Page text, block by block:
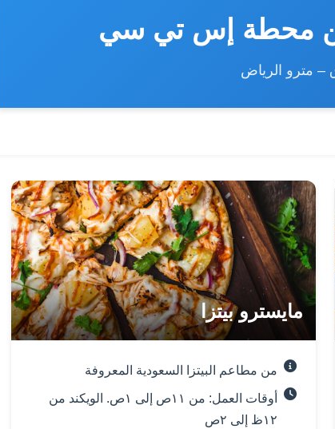
من محطة إس تي سي
– مترو الرياض
مايسترو بيتزا
من مطاعم البيتزا السعودية المعروفة
أوقات العمل: من ١١ص إلى ١ص. الويكند من
١٢ظ إلى ٢ص